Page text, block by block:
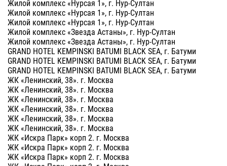
Жилой комплекс «Нурсая 1», г. Нур-Султан
Жилой комплекс «Нурсая 1», г. Нур-Султан
Жилой комплекс «Нурсая 1», г. Нур-Султан
Жилой комплекс «Звезда Астаны», г. Нур-Султан
Жилой комплекс «Звезда Астаны», г. Нур-Султан
GRAND HOTEL KEMPINSKI BATUMI BLACK SEA, г. Батуми
GRAND HOTEL KEMPINSKI BATUMI BLACK SEA, г. Батуми
GRAND HOTEL KEMPINSKI BATUMI BLACK SEA, г. Батуми
ЖК «Ленинский, 38». г. Москва
ЖК «Ленинский, 38». г. Москва
ЖК «Ленинский, 38». г. Москва
ЖК «Ленинский, 38». г. Москва
ЖК «Ленинский, 38». г. Москва
ЖК «Ленинский, 38». г. Москва
ЖК «Искра Парк» корп 2. г. Москва
ЖК «Искра Парк» корп 2. г. Москва
ЖК «Искра Парк» корп 2. г. Москва